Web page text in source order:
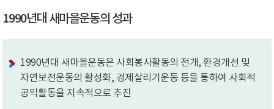
1990년대 새마을운동의 성과
1990년대 새마을운동은 사회봉사활동의 전개, 환경개선 및
자연보전운동의 활성화, 경제살리기운동 등을 통하여 사회적
공익활동을 지속적으로 추진